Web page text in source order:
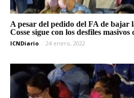
A pesar del pedido del FA de
Cosse sigue con los desfiles
ICNDiario - 24 enero, 2022